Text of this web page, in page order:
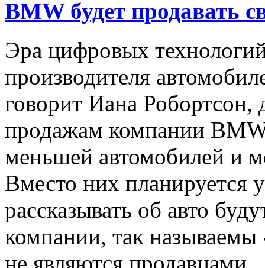
BMW будет продавать
Эра цифровых
производителя
говорит Иана Робортсон,
продажам компании
меньшей автомобилей и
Вместо них планируется
рассказывать об авто
компании, так называемы